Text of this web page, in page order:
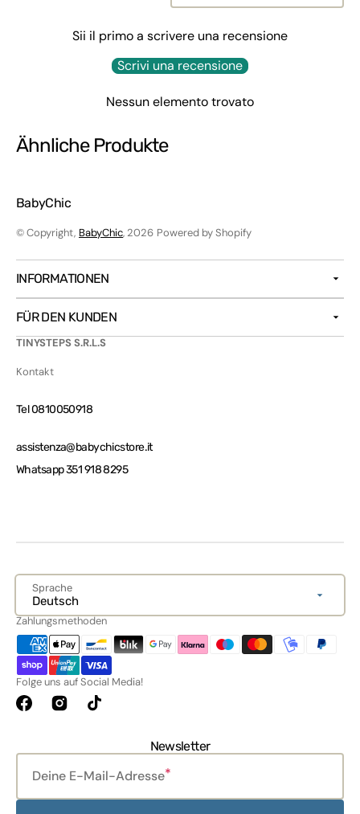
Sii il primo a scrivere una recensione
Scrivi una recensione
Nessun elemento trovato
Ähnliche Produkte
BabyChic
© Copyright, BabyChic, 2026 Powered by Shopify
INFORMATIONEN
FÜR DEN KUNDEN
TINYSTEPS S.R.L.S
Kontakt
Tel 0810050918
assistenza@babychicstore.it
Whatsapp 351 918 8295
Sprache
Deutsch
Zahlungsmethoden
Folge uns auf Social Media!
FacebookInstagramTikTok
Newsletter
Deine E-Mail-Adresse